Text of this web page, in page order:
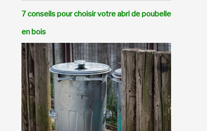
7 conseils pour choisir votre abri de poubelle
en bois